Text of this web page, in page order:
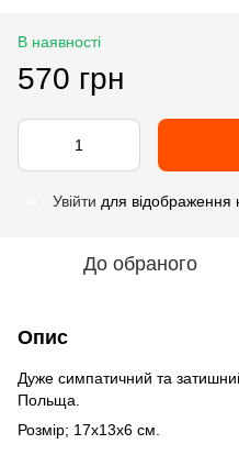
В наявності
570 грн
Увійти для відображення
До обраного
Опис
Дуже симпатичний та
Польща.
Розмір; 17х13х6 см.